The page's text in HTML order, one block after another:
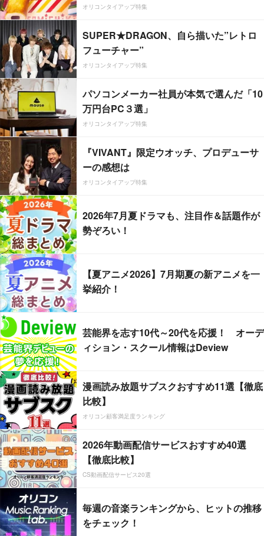
オリコンタイアップ特集
SUPER★DRAGON、自ら描いた”レトロ
フューチャー”
オリコンタイアップ特集
パソコンメーカー社員が本気で選んだ「10
万円台PC３選」
オリコンタイアップ特集
『VIVANT』限定ウオッチ、プロデューサ
ーの感想は
オリコンタイアップ特集
2026年7月夏ドラマも、注目作＆話題作が
勢ぞろい！
【夏アニメ2026】7月期夏の新アニメを一
挙紹介！
芸能界を志す10代～20代を応援！ オーデ
ィション・スクール情報はDeview
漫画読み放題サブスクおすすめ11選【徹底
比較】
オリコン顧客満足度ランキング
2026年動画配信サービスおすすめ40選
【徹底比較】
CS動画配信サービス20選
毎週の音楽ランキングから、ヒットの推移
をチェック！